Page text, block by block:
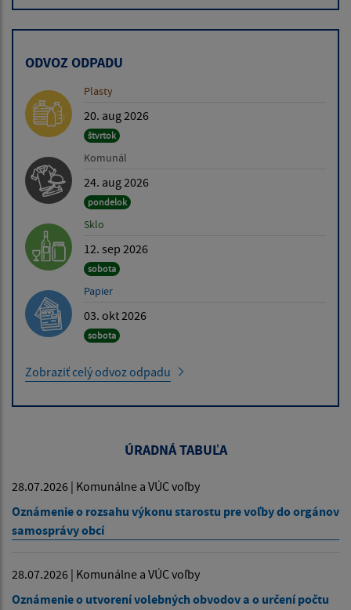
ODVOZ ODPADU
Plasty
20. aug 2026
štvrtok
Komunál
24. aug 2026
pondelok
Sklo
12. sep 2026
sobota
Papier
03. okt 2026
sobota
Zobraziť celý odvoz odpadu
ÚRADNÁ TABUĽA
28.07.2026 | Komunálne a VÚC voľby
Oznámenie o rozsahu výkonu starostu pre voľby do orgánov
samosprávy obcí
28.07.2026 | Komunálne a VÚC voľby
Oznámenie o utvorení volebných obvodov a o určení počtu